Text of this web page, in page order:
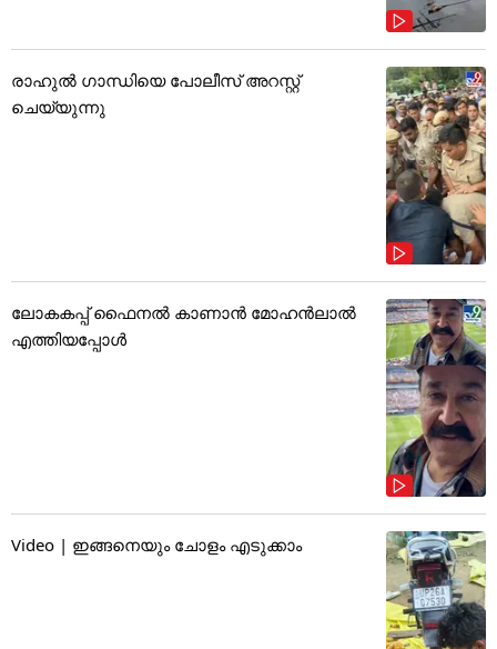
രാഹുൽ ഗാന്ധിയെ പോലീസ് അറസ്റ്റ്
ചെയ്യുന്നു
ലോകകപ്പ് ഫൈനൽ കാണാൻ മോഹൻലാൽ
എത്തിയപ്പോൾ
Video | ഇങ്ങനെയും ചോളം എടുക്കാം